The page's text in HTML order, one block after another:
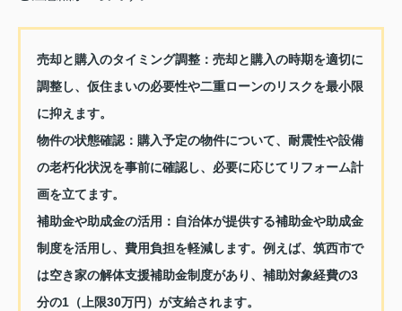
売却と購入のタイミング調整： 売却と購入の時期を適切に
調整し、仮住まいの必要性や二重ローンのリスクを最小限
に抑えます。
物件の状態確認： 購入予定の物件について、耐震性や設備
の老朽化状況を事前に確認し、必要に応じてリフォーム計
画を立てます。
補助金や助成金の活用： 自治体が提供する補助金や助成金
制度を活用し、費用負担を軽減します。例えば、筑西市で
は空き家の解体支援補助金制度があり、補助対象経費の3
分の1（上限30万円）が支給されます。